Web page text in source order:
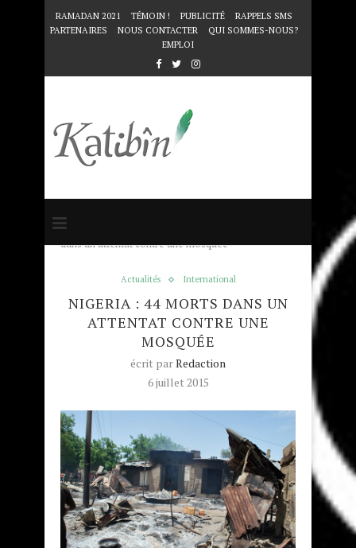
RAMADAN 2021 TÉMOIN ! PUBLICITÉ
RAPPELS SMS
PARTENAIRES
NOUS CONTACTER
QUI SOMMES-NOUS?
EMPLOI
Accueil
dans un attentat contre une mosquée
Actualités International
NIGERIA : 44 MORTS DANS UN
ATTENTAT CONTRE UNE
MOSQUÉE
écrit parRedaction
6 juillet 2015